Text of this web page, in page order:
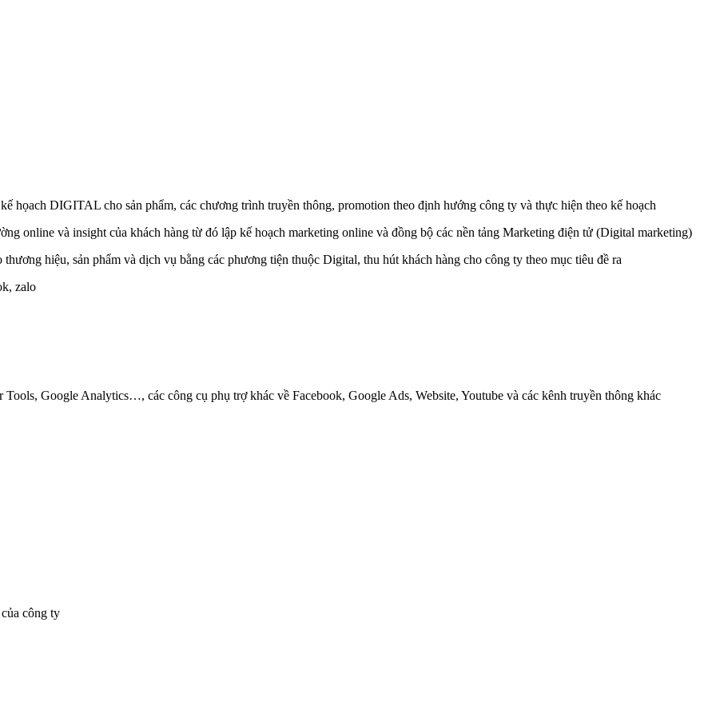
họach DIGITAL cho sản phẩm, các chương trình truyền thông, promotion theo định hướng công ty và thực hiện theo kế hoạch
online và insight của khách hàng từ đó lập kế hoạch marketing online và đồng bộ các nền tảng Marketing điện tử (Digital marketing)
hiệu, sản phẩm và dịch vụ bằng các phương tiện thuộc Digital, thu hút khách hàng cho công ty theo mục tiêu đề ra
zalo
Google Analytics…, các công cụ phụ trợ khác về Facebook, Google Ads, Website, Youtube và các kênh truyền thông khác
công ty